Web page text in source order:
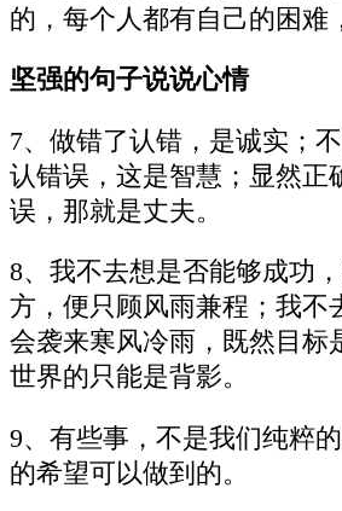
的，每个人都有自己的困难
坚强的句子说说心情
7、做错了认错，是诚实；
认错误，这是智慧；显然正
误，那就是丈夫。
8、我不去想是否能够成功
方，便只顾风雨兼程；我不
会袭来寒风冷雨，既然目标
世界的只能是背影。
9、有些事，不是我们纯粹
的希望可以做到的。